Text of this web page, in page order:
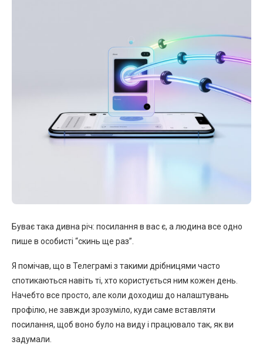
Буває така дивна річ: посилання в вас є, а людина все одно
пише в особисті “скинь ще раз”.
Я помічав, що в Телеграмі з такими дрібницями часто
спотикаються навіть ті, хто користується ним кожен день.
Начебто все просто, але коли доходиш до налаштувань
профілю, не завжди зрозуміло, куди саме вставляти
посилання, щоб воно було на виду і працювало так, як ви
задумали.